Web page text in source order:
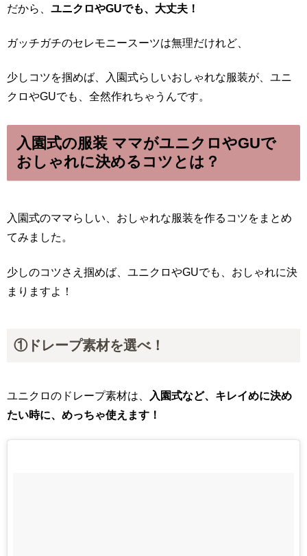
だから、 ユニクロやGUでも、大丈夫！
ガッチガチのセレモニースーツは無理だけれど、
少しコツを掴めば、入園式らしいおしゃれな服装が、ユニ
クロやGUでも、全然作れちゃうんです。
入園式の服装 ママがユニクロやGUで
おしゃれに決めるコツとは？
入園式のママらしい、おしゃれな服装を作るコツをまとめ
てみました。
少しのコツさえ掴めば、ユニクロやGUでも、おしゃれに決
まりますよ！
①ドレープ素材を選べ！
ユニクロのドレープ素材は、
入園式など、キレイめに決め
たい時に、めっちゃ使えます！